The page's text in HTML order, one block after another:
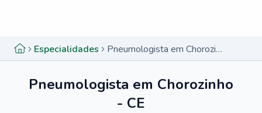
Especialidades Pneumologista em Chorozinho - CE
Pneumologista em Chorozinho
- CE